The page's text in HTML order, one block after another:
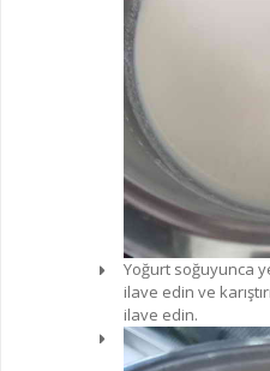
Yoğurt soğuyunca
ilave edin ve
ilave edin.